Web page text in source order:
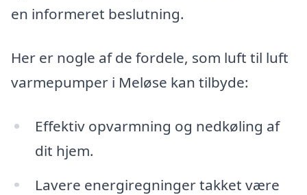
en informeret beslutning.
Her er nogle af de fordele, som luft til luft
varmepumper i Meløse kan tilbyde:
Effektiv opvarmning og nedkøling af
dit hjem.
Lavere energiregninger takket være